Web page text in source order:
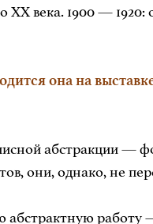
века. 1900 — 1920:
она на
абстракции —
они, однако, не
работу